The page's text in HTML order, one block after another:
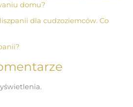
domu?
dla cudzoziemców. Co